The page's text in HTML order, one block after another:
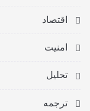
اقتصاد
امنیت
تحلیل
ترجمه